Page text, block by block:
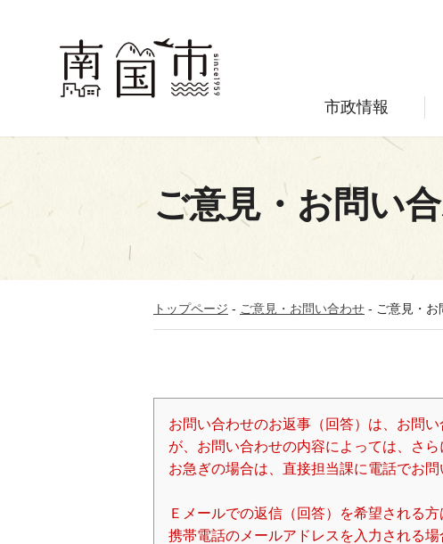
市政情報
ご意見・お問い
トップページ - ご意見・お問い合わせ - ご意見・お
お問い合わせのお返事（回答）は、お問
が、お問い合わせの内容によっては、さら
お急ぎの場合は、直接担当課に電話でお
Ｅメールでの返信（回答）を希望される
携帯電話のメールアドレスを入力される